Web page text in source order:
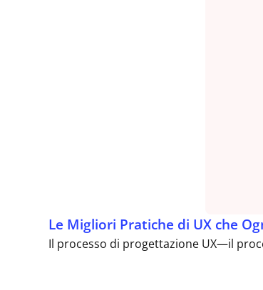
Le Migliori Pratiche di UX che
Il processo di progettazione UX—il